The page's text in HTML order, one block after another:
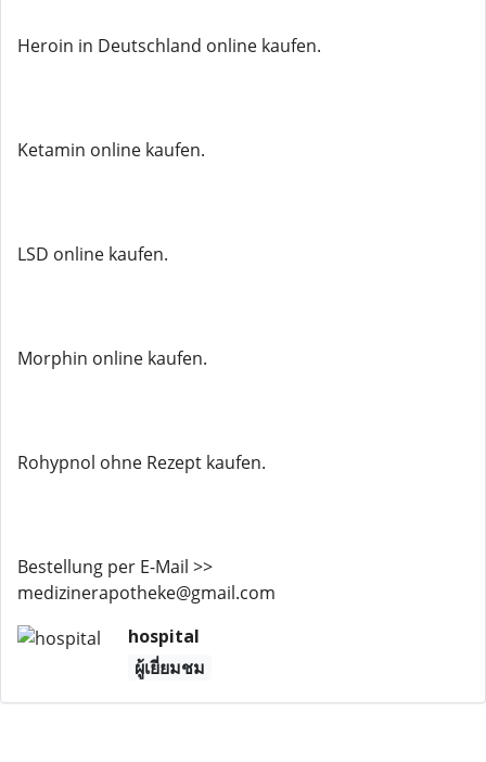
Heroin in Deutschland online kaufen.
Ketamin online kaufen.
LSD online kaufen.
Morphin online kaufen.
Rohypnol ohne Rezept kaufen.
Bestellung per E-Mail >>
medizinerapotheke@gmail.com
hospital
ผู้เยี่ยมชม